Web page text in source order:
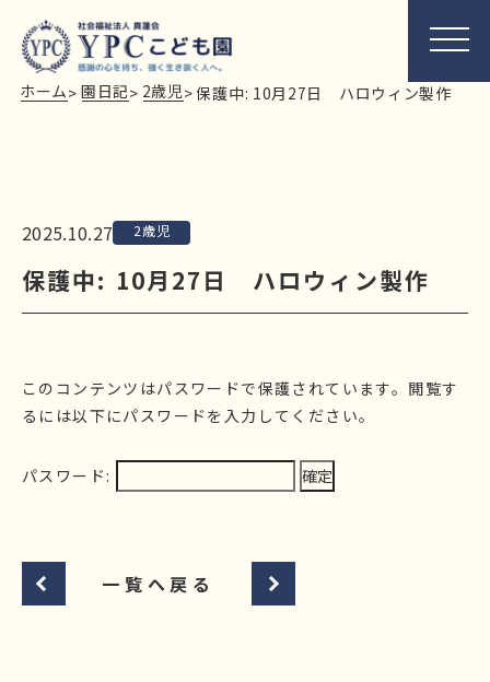
ホーム> 園日記> 2歳児> 保護中: 10月27日 ハロウィン製作
2025.10.27 2歳児
保護中: 10月27日 ハロウィン製作
このコンテンツはパスワードで保護されています。閲覧す
るには以下にパスワードを入力してください。
パスワード:
一覧へ戻る